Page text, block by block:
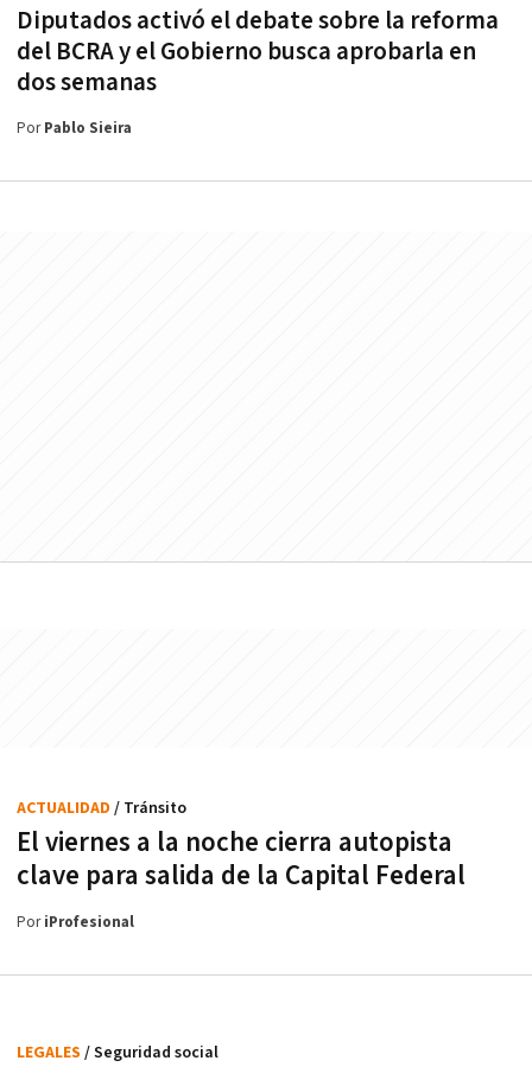
Diputados activó el debate sobre la reforma
del BCRA y el Gobierno busca aprobarla en
dos semanas
PorPablo Sieira
El viernes a la noche cierra autopista
clave para salida de la Capital Federal
ACTUALIDAD / Tránsito
PoriProfesional
LEGALES / Seguridad social